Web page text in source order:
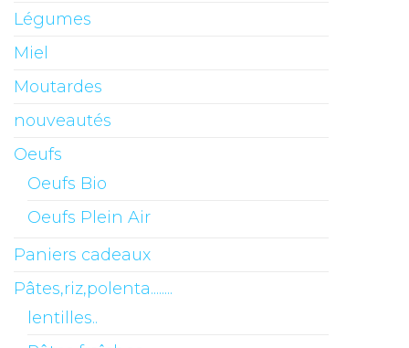
Légumes
Miel
Moutardes
nouveautés
Oeufs
Oeufs Bio
Oeufs Plein Air
Paniers cadeaux
Pâtes,riz,polenta........
lentilles..